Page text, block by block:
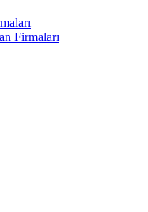
Firmaları